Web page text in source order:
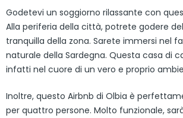
Godetevi un soggiorno rilassante con
Alla periferia della città, potrete godere
tranquilla della zona. Sarete immersi nel
naturale della Sardegna. Questa casa di
infatti nel cuore di un vero e proprio
Inoltre, questo Airbnb di Olbia è
per quattro persone. Molto funzionale,